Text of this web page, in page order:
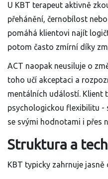
U KBT terapeut aktivně
přehánění, černobílost
pomáhá klientovi najít
potom často zmírní díky
ACT naopak neusiluje o
toho učí akceptaci a
mentálních událostí. Klient
psychologickou flexibilitu -
se svými hodnotami i přes
Struktura a
KBT typicky zahrnuje jasně